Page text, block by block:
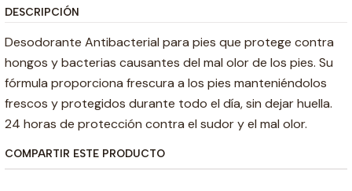
DESCRIPCIÓN
Desodorante Antibacterial para pies que protege contra
hongos y bacterias causantes del mal olor de los pies. Su
fórmula proporciona frescura a los pies manteniéndolos
frescos y protegidos durante todo el día, sin dejar huella.
24 horas de protección contra el sudor y el mal olor.
COMPARTIR ESTE PRODUCTO